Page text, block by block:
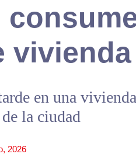
vivienda
en una
la ciudad
2026